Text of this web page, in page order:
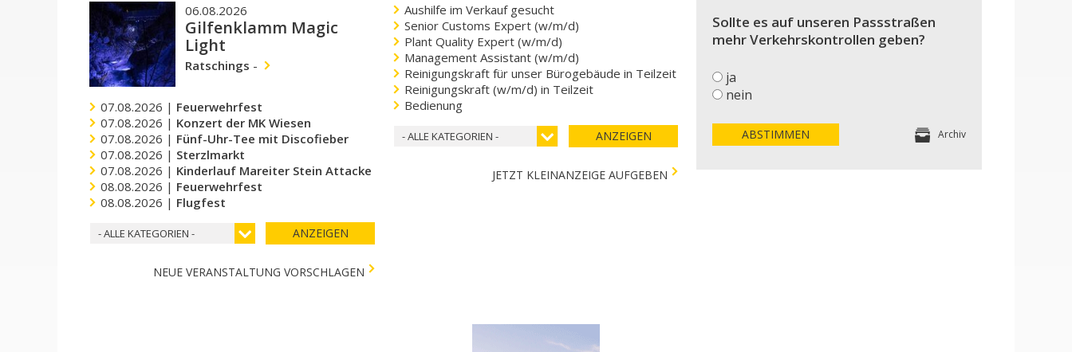
06.08.2026
Gilfenklamm Magic
Light
Ratschings -
07.08.2026 | Feuerwehrfest
07.08.2026 | Konzert der MK Wiesen
07.08.2026 | Fünf-Uhr-Tee mit Discofieber
07.08.2026 | Sterzlmarkt
07.08.2026 | Kinderlauf Mareiter Stein Attacke
08.08.2026 | Feuerwehrfest
08.08.2026 | Flugfest
- ALLE KATEGORIEN - ANZEIGEN
NEUE VERANSTALTUNG VORSCHLAGEN
Aushilfe im Verkauf gesucht
Senior Customs Expert (w/m/d)
Plant Quality Expert (w/m/d)
Management Assistant (w/m/d)
Reinigungskraft für unser Bürogebäude in Teilzeit
Reinigungskraft (w/m/d) in Teilzeit
Bedienung
- ALLE KATEGORIEN - ANZEIGEN
JETZT KLEINANZEIGE AUFGEBEN
Sollte es auf unseren Passstraßen
mehr Verkehrskontrollen geben?
ja
nein
ABSTIMMEN Archiv